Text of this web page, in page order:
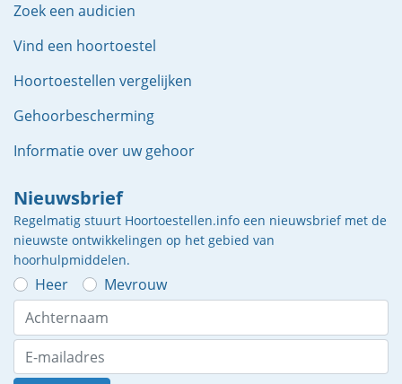
Zoek een audicien
Vind een hoortoestel
Hoortoestellen vergelijken
Gehoorbescherming
Informatie over uw gehoor
Nieuwsbrief
Regelmatig stuurt Hoortoestellen.info een nieuwsbrief met de
nieuwste ontwikkelingen op het gebied van
hoorhulpmiddelen.
Heer Mevrouw